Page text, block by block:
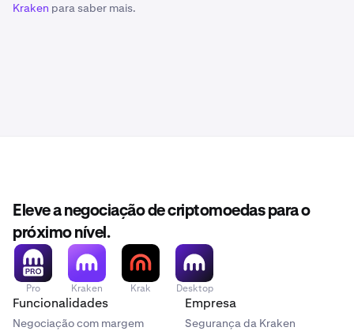
Kraken para saber mais.
Eleve a negociação de criptomoedas para o
próximo nível.
Pro Kraken Krak Desktop
Funcionalidades
Negociação com margem
Empresa
Segurança da Kraken